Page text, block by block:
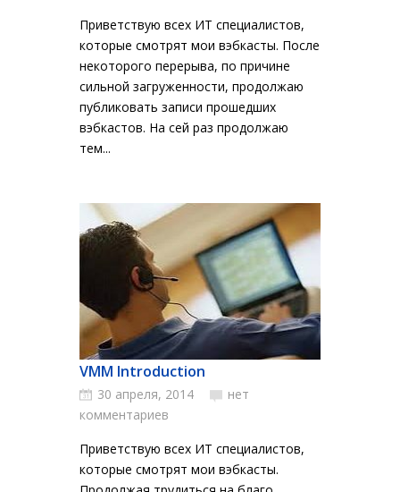
Приветствую всех ИТ специалистов,
которые смотрят мои вэбкасты. После
некоторого перерыва, по причине
сильной загруженности, продолжаю
публиковать записи прошедших
вэбкастов. На сей раз продолжаю
тем...
VMM Introduction
30 апреля, 2014
нет
комментариев
Приветствую всех ИТ специалистов,
которые смотрят мои вэбкасты.